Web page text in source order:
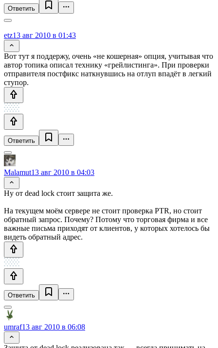
Ответить
etz13 авг 2010 в 01:43
Вот тут я поддержу, очень «не кошерная» опция, учитывая что
автор топика описал технику «грейлистинга». При проверки
отправителя постфикс наткнувшись на отлуп впадёт в легкий
ступор.
Ответить
Malamut13 авг 2010 в 04:03
Ну от dead lock стоит защита же.
На текущем моём сервере не стоит проверка PTR, но стоит
обратный запрос. Почему? Потому что торговая фирма и все
важные письма приходят от клиентов, у которых хотелось бы
видеть обратный адрес.
Ответить
umraf13 авг 2010 в 06:08